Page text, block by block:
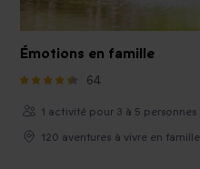
Émotions en famille
64
1 activité pour 3 à 5 personnes
120 aventures à vivre en famille